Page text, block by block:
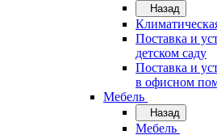
Назад
Поставка и
детском саду
Поставка и
в офисном
Мебель
Назад
Мебель